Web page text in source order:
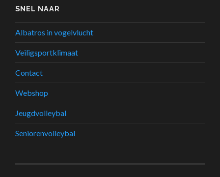
SNEL NAAR
Albatros in vogelvlucht
Veiligsportklimaat
Contact
Webshop
Jeugdvolleybal
Seniorenvolleybal